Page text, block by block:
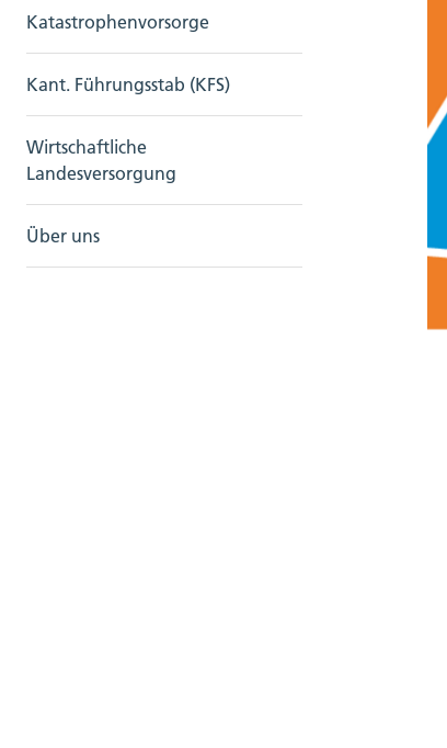
Katastrophenvorsorge
Kant. Führungsstab (KFS)
Wirtschaftliche
Landesversorgung
Über uns